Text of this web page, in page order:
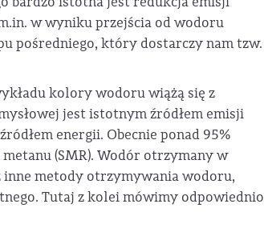
w wyniku przejścia od wodoru
pośredniego, który dostarczy nam tzw.
kolory wodoru wiążą się z
jest istotnym źródłem emisji
energii. Obecnie ponad 95%
(SMR). Wodór otrzymany w
metody otrzymywania wodoru,
Tutaj z kolei mówimy odpowiednio